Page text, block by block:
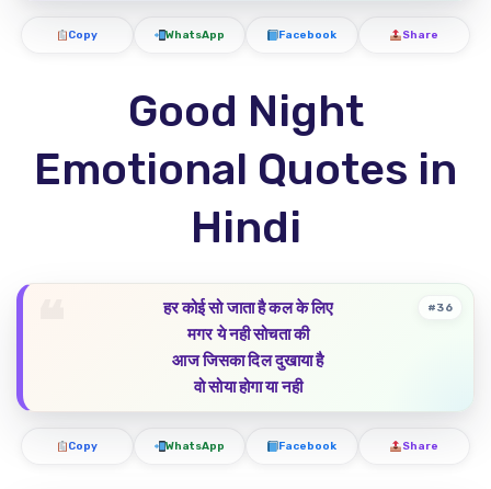
Copy WhatsApp Facebook Share
Good Night
Emotional Quotes in
Hindi
हर कोई सो जाता है कल के लिए
मगर ये नही सोचता की
आज जिसका दिल दुखाया है
वो सोया होगा या नही
#36
Copy WhatsApp Facebook Share